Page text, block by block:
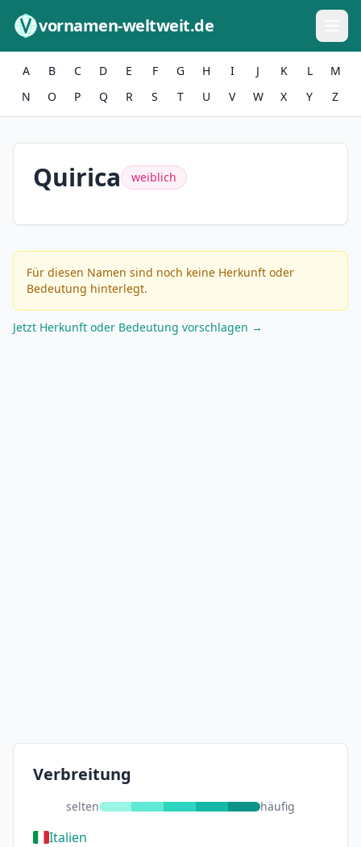
vornamen-weltweit.de
A B C D E F G H I J K L
M
N
O P Q R S T U V W X Y Z
Quirica weiblich
Für diesen Namen sind noch keine Herkunft oder
Bedeutung hinterlegt.
Jetzt Herkunft oder Bedeutung vorschlagen →
Verbreitung
selten häufig
Italien